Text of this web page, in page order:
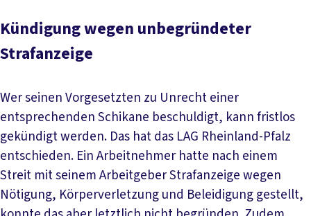
Kündigung wegen unbegründeter
Strafanzeige
Wer seinen Vorgesetzten zu Unrecht einer
entsprechenden Schikane beschuldigt, kann fristlos
gekündigt werden. Das hat das LAG Rheinland-Pfalz
entschieden. Ein Arbeitnehmer hatte nach einem
Streit mit seinem Arbeitgeber Strafanzeige wegen
Nötigung, Körperverletzung und Beleidigung gestellt,